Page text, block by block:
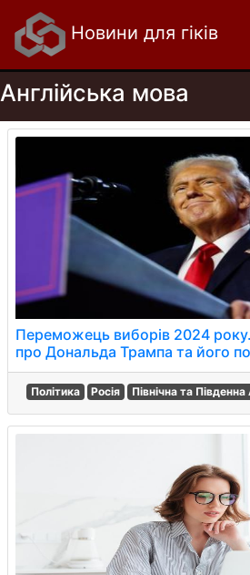
Новини для гіків
Англійська мова
Переможець виборів 2024
про Дональда Трампа та його
Політика Росія Північна та